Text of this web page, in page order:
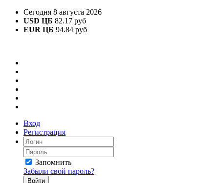
Сегодня 8 августа 2026
USD ЦБ 82.17 руб
EUR ЦБ 94.84 руб
Вход
Регистрация
Запомнить
Забыли свой пароль?